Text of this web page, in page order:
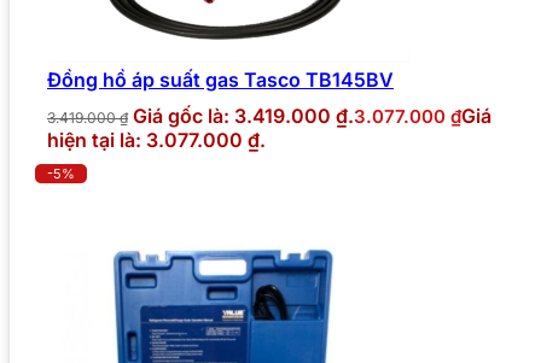
Đồng hồ áp suất gas Tasco TB145BV
3.419.000₫ Giá gốc là: 3.419.000 ₫.3.077.000 ₫Giá
hiện tại là: 3.077.000 ₫.
-5%